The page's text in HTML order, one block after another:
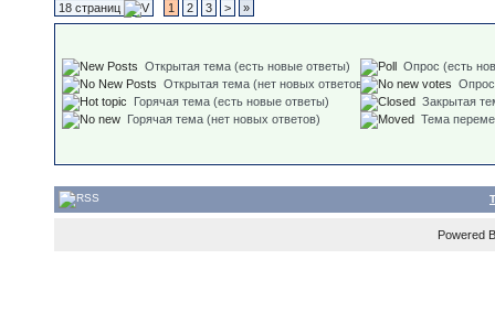
18 страниц 1 2 3 > »
Открытая тема (есть новые ответы)
Открытая тема (нет новых ответов)
Горячая тема (есть новые ответы)
Горячая тема (нет новых ответов)
Опрос (есть
Опрос
Закрытая
Тема
Powered